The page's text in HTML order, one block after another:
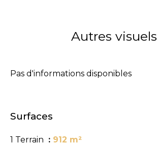
Autres visuels
Pas d'informations disponibles
Surfaces
1 Terrain
912 m²